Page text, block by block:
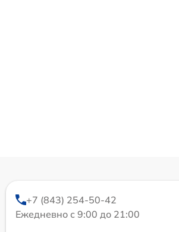
+7 (843) 254-50-42
Ежедневно с 9:00 до 21:00